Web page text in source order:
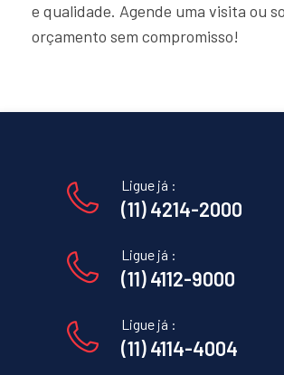
e qualidade. Agende uma visita ou
orçamento sem compromisso!
Ligue já :
(11) 4214-2000
Ligue já :
(11) 4112-9000
Ligue já :
(11) 4114-4004